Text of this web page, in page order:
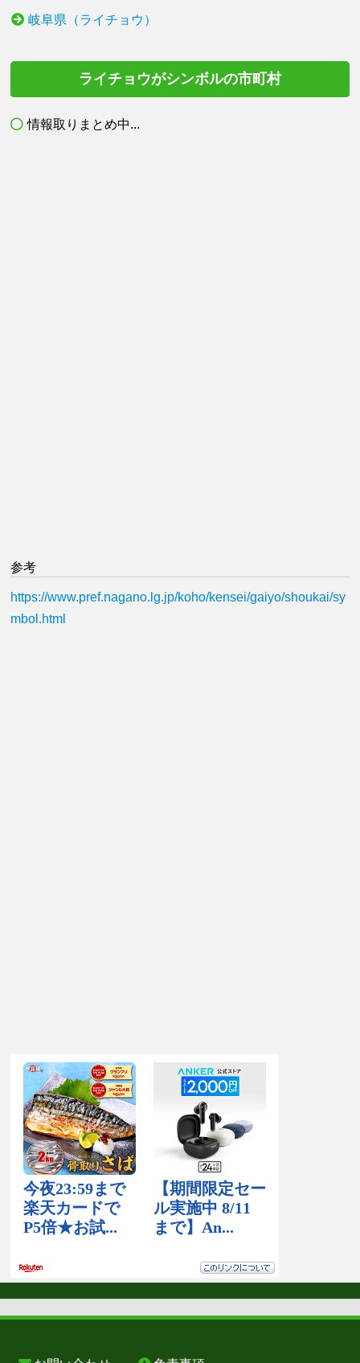
岐阜県（ライチョウ）
ライチョウがシンボルの市町村
情報取りまとめ中...
参考
https://www.pref.nagano.lg.jp/koho/kensei/gaiyo/shoukai/sy
mbol.html